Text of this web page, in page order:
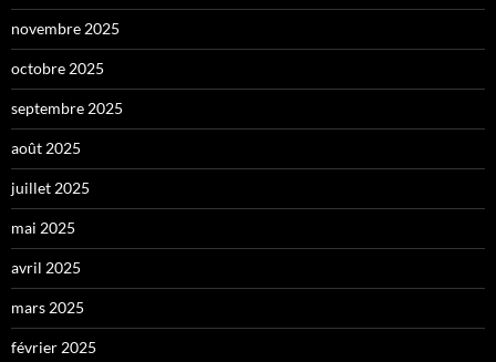
novembre 2025
octobre 2025
septembre 2025
août 2025
juillet 2025
mai 2025
avril 2025
mars 2025
février 2025